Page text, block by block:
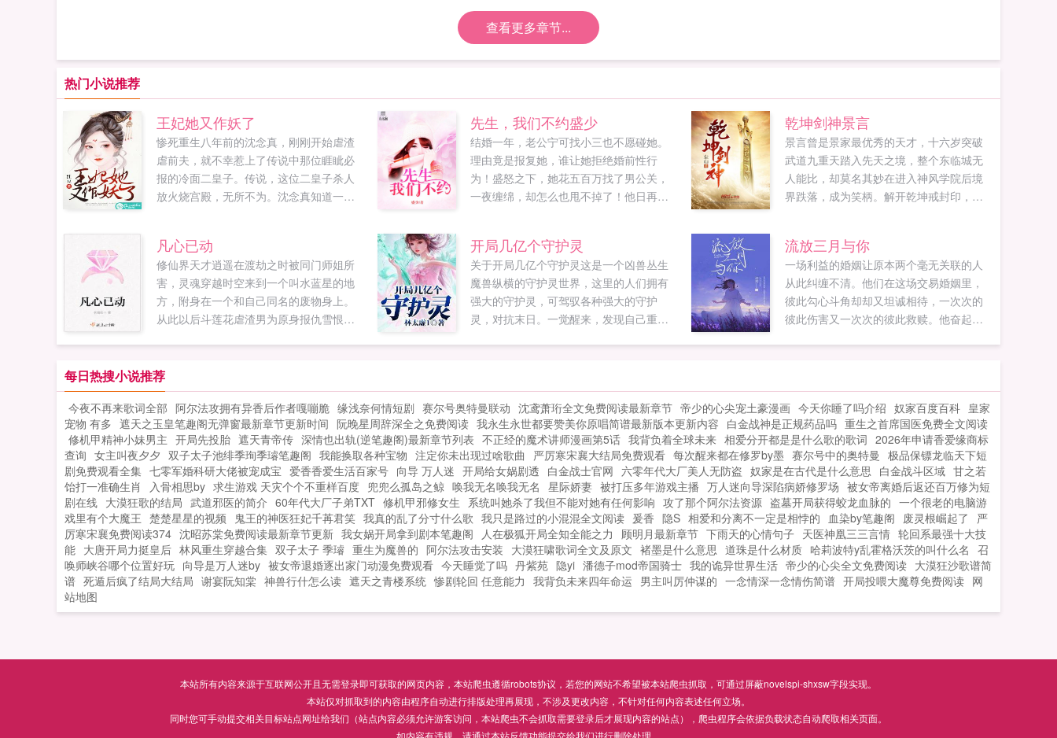
查看更多章节...
热门小说推荐
王妃她又作妖了
惨死重生八年前的沈念真，刚刚开始虐渣
虐前夫，就不幸惹上了传说中那位睚眦必
报的冷面二皇子。传说，这位二皇子杀人
放火烧宫殿，无所不为。沈念真知道一个
动退婚。最后，成功的让二皇子将婚期足
足提前了一年，迫不及待想将她这只披着
白兔皮的小狐狸拆吃入腹。沈念真欲哭无
泪，做最后的挣扎反正王爷要的是软娇的
美娇娘，娶谁不是娶啊？娶一个不如娶两...
先生，我们不约盛少
结婚一年，老公宁可找小三也不愿碰她。
理由竟是报复她，谁让她拒绝婚前性行
为！盛怒之下，她花五百万找了男公关，
一夜缠绵，却怎么也甩不掉了！他日再
心求复合的难缠前夫，还有每次碰到她一
身狼狈的高富帅，究竟谁才是她的此生良
人...
乾坤剑神景言
景言曾是景家最优秀的天才，十六岁突破
武道九重天踏入先天之境，整个东临城无
人能比，却莫名其妙在进入神风学院后境
界跌落，成为笑柄。解开乾坤戒封印，重
凡心已动
修仙界天才逍遥在渡劫之时被同门师姐所
害，灵魂穿越时空来到一个叫水蓝星的地
方，附身在一个和自己同名的废物身上。
从此以后斗莲花虐渣男为原身报仇雪恨。
萧瑶忍本站为书迷更新凡心已动最新章
节，查看老娘四十所撰魔法凡心已动的最
新章节免费在线阅读。...
开局几亿个守护灵
关于开局几亿个守护灵这是一个凶兽丛生
魔兽纵横的守护灵世界，这里的人们拥有
强大的守护灵，可驾驭各种强大的守护
灵，对抗末日。一觉醒来，发现自己重生
灵！孙悟空守护灵（SSS级）吾乃花果山美
猴王齐天大圣是也！玉皇大帝守护灵
（SSSS级）制霸六界，乃本帝之夙愿！元
始天尊守护灵（SSSSSSS级）入我玉虚
宫，修我玄...
流放三月与你
一场利益的婚姻让原本两个毫无关联的人
从此纠缠不清。他们在这场交易婚姻里，
彼此勾心斗角却却又坦诚相待，一次次的
彼此伤害又一次次的彼此救赎。他奋起直
起的邪魅弧度ampldquo亲爱的，是你先招
惹...
每日热搜小说推荐
今夜不再来歌词全部 阿尔法攻拥有异香后作者嘎嘣脆 缘浅奈何情短剧 赛尔号奥特曼联动 沈鸢萧珩全文免费阅读最新章节 帝少的心尖宠土豪漫画 今天你睡了吗介绍 奴家百度百科 皇家
宠物 有多 遮天之玉皇笔趣阁无弹窗最新章节更新时间 阮晚星周辞深全之免费阅读 我永生永世都要赞美你原唱简谱最新版本更新内容 白金战神是正规药品吗 重生之首席国医免费全文阅读
修机甲精神小妹男主 开局先投胎 遮天青帝传 深情也出轨(逆笔趣阁)最新章节列表 不正经的魔术讲师漫画第5话 我背负着全球未来 相爱分开都是是什么歌的歌词 2026年申请香爱缘商标
查询 女主叫夜夕夕 双子太子池绯季珣季璿笔趣阁 我能换取各种宝物 注定你未出现过啥歌曲 严厉寒宋襄大结局免费观看 每次醒来都在修罗by墨 赛尔号中的奥特曼 极品保镖龙临天下短
剧免费观看全集 七零军婚科研大佬被宠成宝 爱香香爱生活百家号 向导 万人迷 开局给女娲剧透 白金战士官网 六零年代大厂美人无防盗 奴家是在古代是什么意思 白金战斗区域 甘之若
饴打一准确生肖
入骨相思by 求生游戏 天灾个个不重样百度 兜兜么孤岛之鲸 唤我无名唤我无名 星际娇妻 被打压多年游戏主播 万人迷向导深陷病娇修罗场 被女帝离婚后返还百万修为短
剧在线 大漠狂歌的结局 武道邪医的简介 60年代大厂子弟TXT 修机甲邪修女生 系统叫她杀了我但不能对她有任何影响 攻了那个阿尔法资源 盗墓开局获得蛟龙血脉的 一个很老的电脑游
戏里有个大魔王 楚楚星星的视频 鬼王的神医狂妃千苒君笑 我真的乱了分寸什么歌 我只是路过的小混混全文阅读 爰香 隐S 相爱和分离不一定是相悖的 血染by笔趣阁 废灵根崛起了
严
厉寒宋襄免费阅读374 沈昭苏棠免费阅读最新章节更新 我女娲开局拿到剧本笔趣阁 人在极狐开局全知全能之力 顾明月最新章节 下雨天的心情句子 天医神凰三三言情 轮回系最强十大技
能 大唐开局力挺皇后 林风重生穿越合集 双子太子 季璿 重生为魔兽的 阿尔法攻击安装 大漠狂啸歌词全文及原文 褚墨是什么意思 道珠是什么材质 哈莉波特y乱霍格沃茨的叫什么名 召
唤师峡谷哪个位置好玩 向导是万人迷by 被女帝退婚逐出家门动漫免费观看 今天睡觉了吗 丹紫苑 隐yi 潘德子mod帝国骑士 我的诡异世界生活 帝少的心尖全文免费阅读 大漠狂沙歌谱简
谱 死遁后疯了结局大结局 谢宴阮知棠 神兽行什怎么读 遮天之青楼系统 惨剧轮回 任意能力 我背负未来四年命运 男主叫厉仲谋的 一念情深一念情伤简谱 开局投喂大魔尊免费阅读 网
站地图
本站所有内容来源于互联网公开且无需登录即可获取的网页内容，本站爬虫遵循robots协议，若您的网站不希望被本站爬虫抓取，可通过屏蔽novelspi-shxsw字段实现。
本站仅对抓取到的内容由程序自动进行排版处理再展现，不涉及更改内容，不针对任何内容表述任何立场。
同时您可手动提交相关目标站点网址给我们（站点内容必须允许游客访问，本站爬虫不会抓取需要登录后才展现内容的站点），爬虫程序会依据负载状态自动爬取相关页面。
如内容有违规，请通过本站反馈功能提交给我们进行删除处理。